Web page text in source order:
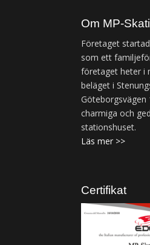
Om MP-
Företaget
som ett
företaget heter i
beläget i
Göteborgsvägen
charmiga och
stationshuset.
Läs mer >>
Certifikat